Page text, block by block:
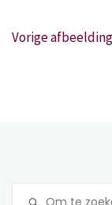
Vorige afbeelding